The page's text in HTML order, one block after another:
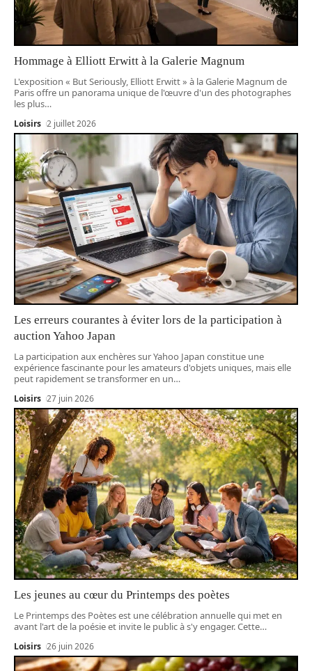
Hommage à Elliott Erwitt à la Galerie Magnum
L'exposition « But Seriously, Elliott Erwitt » à la Galerie Magnum de
Paris offre un panorama unique de l'œuvre d'un des photographes
les plus…
Loisirs 2 juillet 2026
Les erreurs courantes à éviter lors de la participation à
auction Yahoo Japan
La participation aux enchères sur Yahoo Japan constitue une
expérience fascinante pour les amateurs d'objets uniques, mais elle
peut rapidement se transformer en un…
Loisirs 27 juin 2026
Les jeunes au cœur du Printemps des poètes
Le Printemps des Poètes est une célébration annuelle qui met en
avant l'art de la poésie et invite le public à s'y engager. Cette…
Loisirs 26 juin 2026